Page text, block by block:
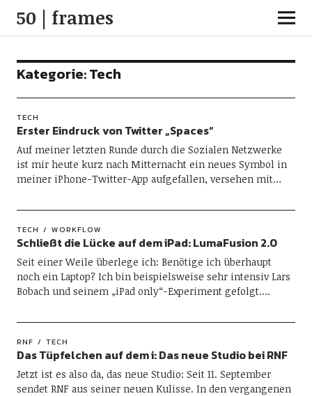
50 | frames
Kategorie:Tech
TECH
Erster Eindruck von Twitter „Spaces“
Auf meiner letzten Runde durch die Sozialen Netzwerke
ist mir heute kurz nach Mitternacht ein neues Symbol in
meiner iPhone-Twitter-App aufgefallen, versehen mit…
TECH WORKFLOW
Schließt die Lücke auf dem iPad: LumaFusion 2.0
Seit einer Weile überlege ich: Benötige ich überhaupt
noch ein Laptop? Ich bin beispielsweise sehr intensiv Lars
Bobach und seinem „iPad only“-Experiment gefolgt.…
RNF TECH
Das Tüpfelchen auf dem i: Das neue Studio bei RNF
Jetzt ist es also da, das neue Studio: Seit 11. September
sendet RNF aus seiner neuen Kulisse. In den vergangenen